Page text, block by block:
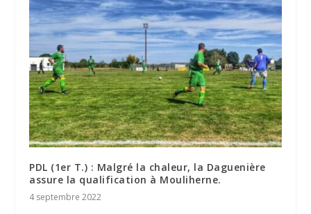
PDL (1er T.) : Malgré la chaleur, la Daguenière
assure la qualification à Mouliherne.
4 septembre 2022